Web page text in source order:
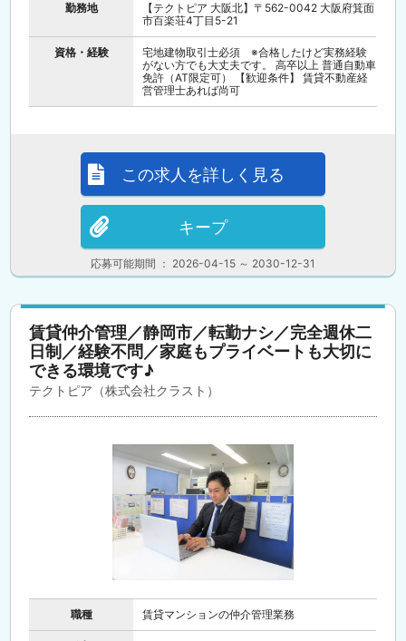
勤務地
【テクトピア 大阪北】〒562-0042 大阪府箕面
市百楽荘4丁目5-21
資格・経験
宅地建物取引士必須 ※合格したけど実務経験
がない方でも大丈夫です。 高卒以上 普通自動車
免許（AT限定可） 【歓迎条件】 賃貸不動産経
営管理士あれば尚可
応募可能期間 ： 2026-04-15 ～ 2030-12-31
この求人を詳しく見る
キープ
賃貸仲介管理／静岡市／転勤ナシ／完全週休二
日制／経験不問／家庭もプライベートも大切に
できる環境です♪
テクトピア（株式会社クラスト）
職種 賃貸マンションの仲介管理業務